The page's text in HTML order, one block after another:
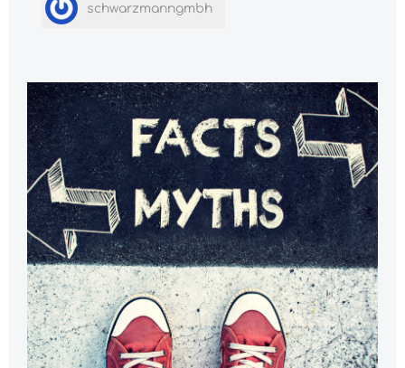
schwarzmanngmbh